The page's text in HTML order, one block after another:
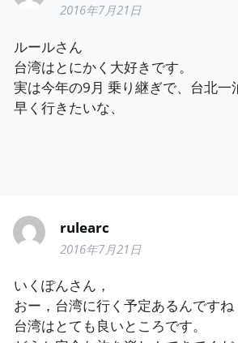
2016年7月21日
ルールさん
台湾はとにかく大好きです。
実は今年の9月 乗り継ぎで、台北一
早く行きたいな、
rulearc
2016年7月21日
いくぽんさん，
おー，台湾に行く予定あるんですね
台湾はとても良いところです。